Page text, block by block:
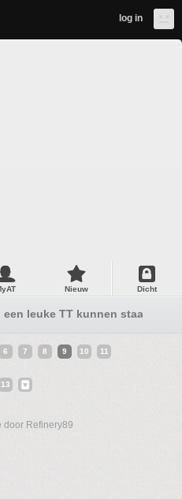
log in
Nieuw Dicht
leuke TT kunnen staan :P
6 7 8 9 10 11
13
door Refinery89